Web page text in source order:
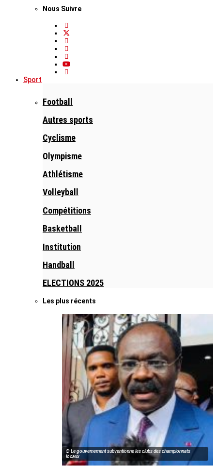
Nous Suivre
Sport
Football
Autres sports
Cyclisme
Olympisme
Athlétisme
Volleyball
Compétitions
Basketball
Institution
Handball
ELECTIONS 2025
Les plus récents
© Le gouvernement subventionne les clubs des championnats
locaux